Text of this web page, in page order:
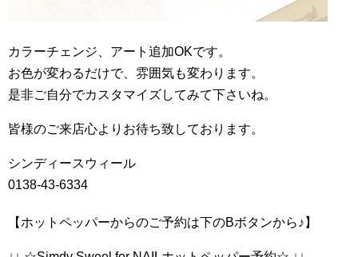
カラーチェンジ、アート追加OKです。
お色が変わるだけで、雰囲気も変わります。
是非ご自分でカスタマイズしてみて下さいね。
皆様のご来店心よりお待ち致しております。
シンディースウィール
0138-43-6334
【ホットペッパーからのご予約は下のBボタンから♪】